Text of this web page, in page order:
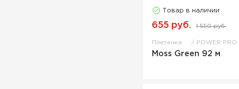
Товар в наличии
655 руб. 1 550 руб.
Плетенка POWER PRO
Moss Green 92 м